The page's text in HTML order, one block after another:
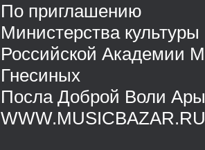
По приглашению
Министерства
Российской Академии
Гнесиных
Посла Доброй Воли
WWW.MUSICBAZAR.RU